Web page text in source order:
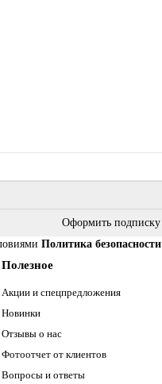
Оформить подписку
Политика безопасности
Полезное
Акции и спецпредложения
Новинки
Отзывы о нас
Фотоотчет от клиентов
Вопросы и ответы